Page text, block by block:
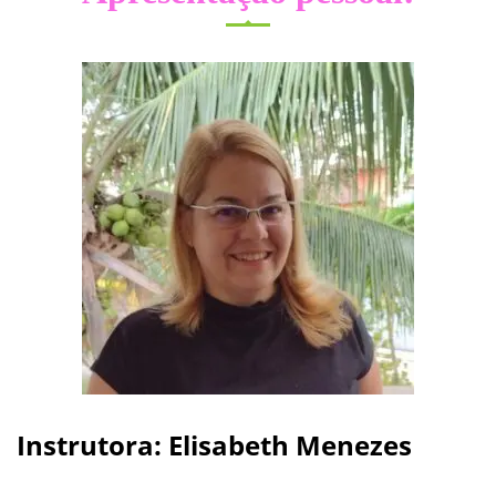
Instrutora: Elisabeth Menezes